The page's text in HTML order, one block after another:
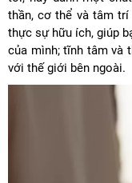
thần, cơ thể và tâm
thực sự hữu ích, giúp
của mình; tĩnh tâm và
với thế giới bên ngoài.